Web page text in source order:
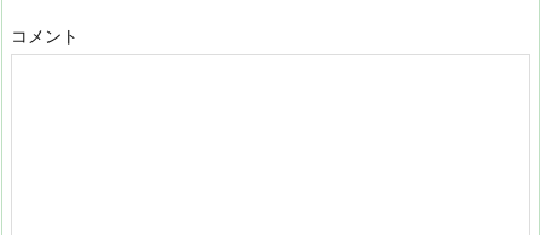
コメント